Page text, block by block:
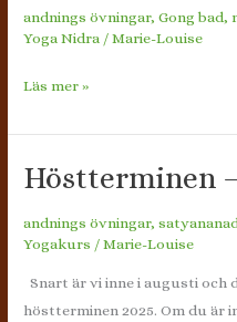
andnings övningar,Gong bad,
Yoga Nidra /Marie-Louise
En
i
stillhet
närvaro
Läs mer »
Höstterminen
andnings övningar,
Yogakurs /Marie-Louise
Snart är vi inne i augusti och
höstterminen 2025. Om du